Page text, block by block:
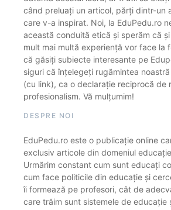
când preluați un articol, părți dintr-un
care v-a inspirat. Noi, la EduPedu.ro
această conduită etică și sperăm că
mult mai multă experiență vor face la
că găsiți subiecte interesante pe
siguri că înțelegeți rugămintea
(cu link), ca o declarație reciprocă de
profesionalism. Vă mulțumim!
DESPRE NOI
EduPedu.ro este o publicație online
exclusiv articole din domeniul
Urmărim constant cum sunt educați
cum face politicile din educație și
îi formează pe profesori, cât de
care trăim sunt sistemele de educație